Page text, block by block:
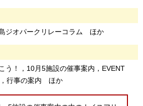
ジオパークリレーコラム ほか
う！，10月5施設の催事案内，EVENT
行事の案内 ほか